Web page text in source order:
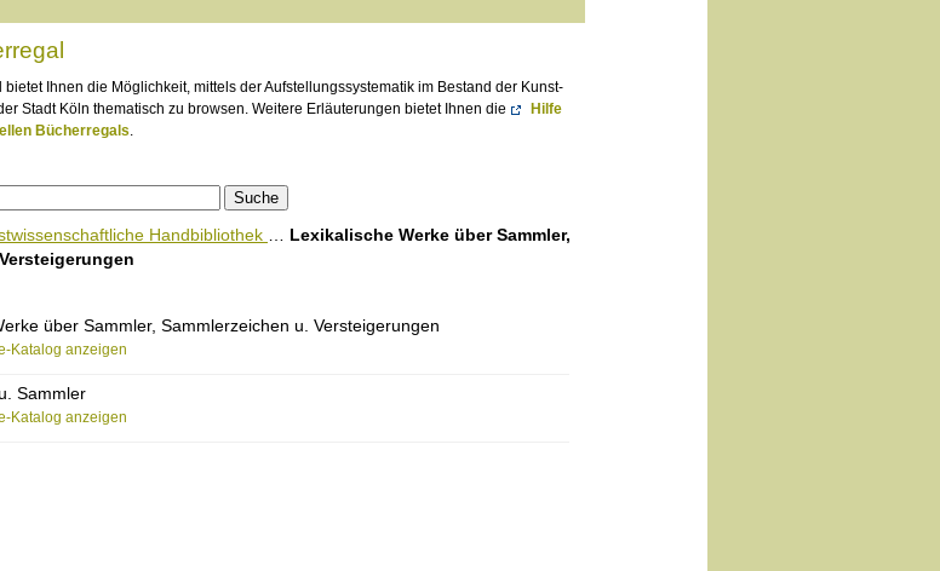
Ihnen die Möglichkeit, mittels der Aufstellungssystematik im Bestand der Kunst-
Stadt Köln thematisch zu browsen. Weitere Erläuterungen bietet Ihnen die
Hilfe
Bücherregals
Handbibliothek
Lexikalische Werke über Sammler,
über Sammler, Sammlerzeichen u. Versteigerungen
Katalog anzeigen
Sammler
Katalog anzeigen